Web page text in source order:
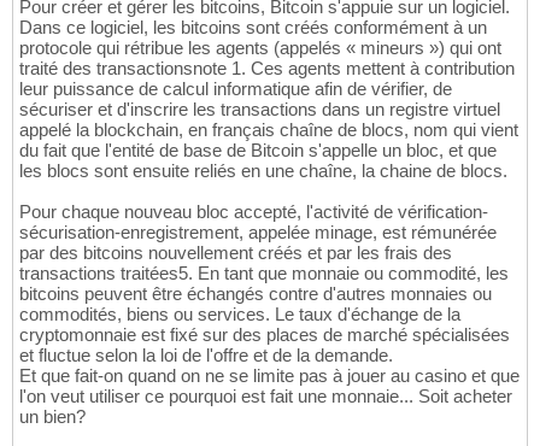
Pour créer et gérer les bitcoins, Bitcoin s'appuie sur un logiciel.
Dans ce logiciel, les bitcoins sont créés conformément à un
protocole qui rétribue les agents (appelés « mineurs ») qui ont
traité des transactionsnote 1. Ces agents mettent à contribution
leur puissance de calcul informatique afin de vérifier, de
sécuriser et d'inscrire les transactions dans un registre virtuel
appelé la blockchain, en français chaîne de blocs, nom qui vient
du fait que l'entité de base de Bitcoin s'appelle un bloc, et que
les blocs sont ensuite reliés en une chaîne, la chaine de blocs.
Pour chaque nouveau bloc accepté, l'activité de vérification-
sécurisation-enregistrement, appelée minage, est rémunérée
par des bitcoins nouvellement créés et par les frais des
transactions traitées5. En tant que monnaie ou commodité, les
bitcoins peuvent être échangés contre d'autres monnaies ou
commodités, biens ou services. Le taux d'échange de la
cryptomonnaie est fixé sur des places de marché spécialisées
et fluctue selon la loi de l'offre et de la demande.
Et que fait-on quand on ne se limite pas à jouer au casino et que
l'on veut utiliser ce pourquoi est fait une monnaie... Soit acheter
un bien?